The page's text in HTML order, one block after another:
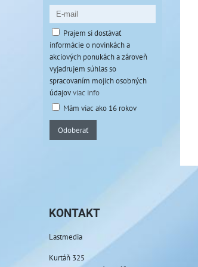
Prajem si dostávať
informácie o novinkách a
akciových ponukách a zároveň
vyjadrujem súhlas so
spracovaním mojich osobných
údajovviac info
Mám viac ako 16 rokov
Odoberať
KONTAKT
Lastmedia
Kurtáň 325